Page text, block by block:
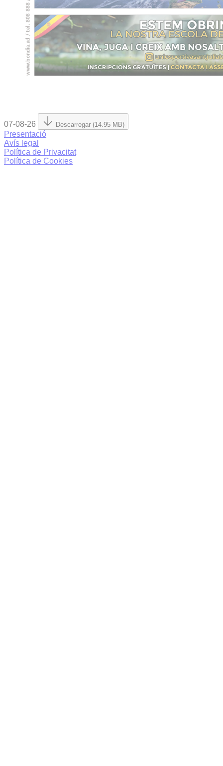
07-08-26 Descarregar (14.95 MB)
Presentació
Avís legal
Política de Privacitat
Política de Cookies